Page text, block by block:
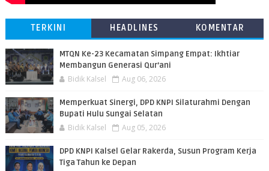
TERKINI HEADLINES KOMENTAR
MTQN Ke-23 Kecamatan Simpang Empat: Ikhtiar
Membangun Generasi Qur’ani
Bidik Kalsel Aug 06, 2026
Memperkuat Sinergi, DPD KNPI Silaturahmi Dengan
Bupati Hulu Sungai Selatan
Bidik Kalsel Aug 05, 2026
DPD KNPI Kalsel Gelar Rakerda, Susun Program Kerja
Tiga Tahun ke Depan